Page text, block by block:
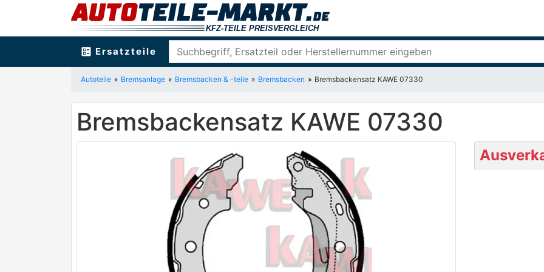
ballot Ersatzteile
Autoteile Bremsanlage Bremsbacken & -teile Bremsbacken Bremsbackensatz KAWE 07330
Bremsbackensatz KAWE 07330